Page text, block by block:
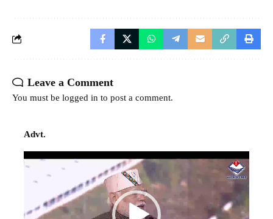
Leave a Comment
You must be logged in to post a comment.
Advt.
Video